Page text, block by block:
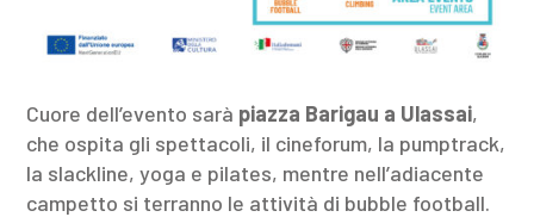
Cuore dell’evento sarà piazza Barigau a Ulassai,
che ospita gli spettacoli, il cineforum, la pumptrack,
la slackline, yoga e pilates, mentre nell’adiacente
campetto si terranno le attività di bubble football.